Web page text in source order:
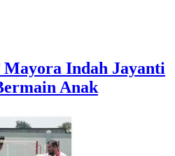
Mayora Indah Jayanti
Anak